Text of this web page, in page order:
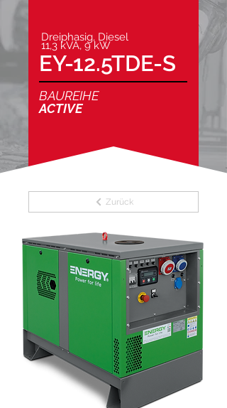
Dreiphasig, Diesel
11,3 kVA, 9 kW
EY-12.5TDE-S
BAUREIHE
ACTIVE
Zurück